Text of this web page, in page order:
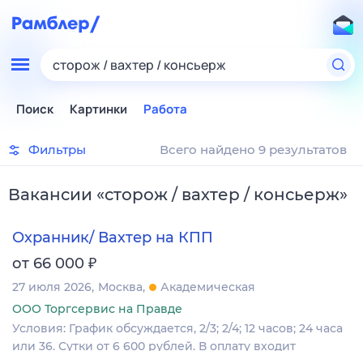
сторож / вахтер / консьерж
Поиск Картинки Работа
Фильтры Всего найдено 9 результатов
Вакансии «сторож / вахтер / консьерж»
Охранник/ Вахтер на КПП
от 66 000 ₽
27 июля 2026 Москва
Академическая
ООО Торгсервис на Правде
Условия: График обсуждается, 2/3; 2/4; 12 часов; 24 часа
или 36. Сутки от 6 600 рублей. В оплату входит